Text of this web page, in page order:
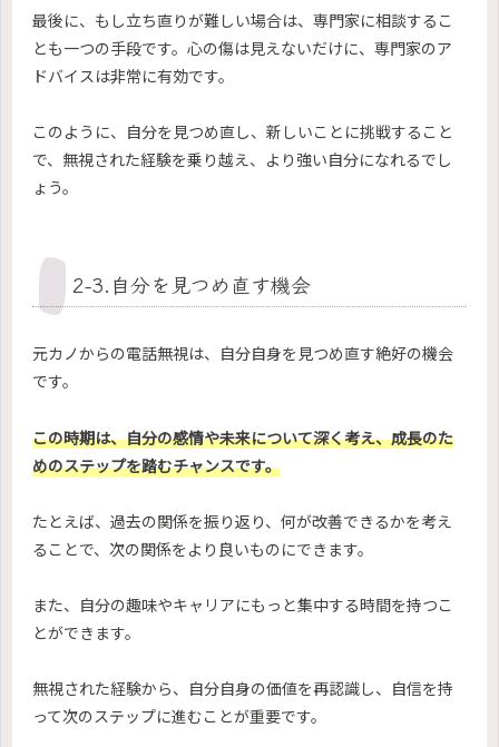
最後に、もし立ち直りが難しい場合は、専門家に相談するこ
とも一つの手段です。心の傷は見えないだけに、専門家のア
ドバイスは非常に有効です。
このように、自分を見つめ直し、新しいことに挑戦すること
で、無視された経験を乗り越え、より強い自分になれるでし
ょう。
2-3.自分を見つめ直す機会
元カノからの電話無視は、自分自身を見つめ直す絶好の機会
です。
この時期は、自分の感情や未来について深く考え、成長のた
めのステップを踏むチャンスです。
たとえば、過去の関係を振り返り、何が改善できるかを考え
ることで、次の関係をより良いものにできます。
また、自分の趣味やキャリアにもっと集中する時間を持つこ
とができます。
無視された経験から、自分自身の価値を再認識し、自信を持
って次のステップに進むことが重要です。